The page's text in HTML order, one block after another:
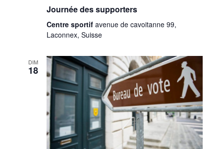
Journée des supporters
Centre sportif avenue de cavoitanne 99,
Laconnex, Suisse
DIM
18